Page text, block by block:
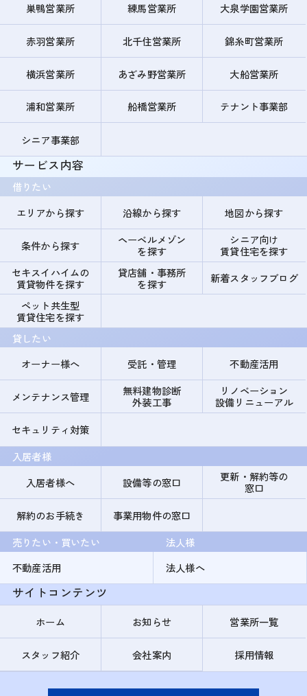
巣鴨営業所 練馬営業所 大泉学園営業所
赤羽営業所 北千住営業所 錦糸町営業所
横浜営業所 あざみ野営業所 大船営業所
浦和営業所 船橋営業所 テナント事業部
シニア事業部
サービス内容
借りたい
エリアから探す
沿線から探す 地図から探す
条件から探す
ヘーベルメゾン
を探す
シニア向け
賃貸住宅を探す
セキスイハイムの
賃貸物件を探す
貸店舗・事務所
を探す
新着スタッフブログ
ペット共生型
賃貸住宅を探す
貸したい
オーナー様へ
受託・管理 不動産活用
メンテナンス管理
無料建物診断
外装工事
リノベーション
設備リニューアル
セキュリティ対策
入居者様
入居者様へ
設備等の窓口
更新・解約等の
窓口
解約のお手続き
事業用物件の窓口
売りたい・買いたい
不動産活用
法人様
法人様へ
サイトコンテンツ
ホーム お知らせ 営業所一覧
スタッフ紹介 会社案内 採用情報